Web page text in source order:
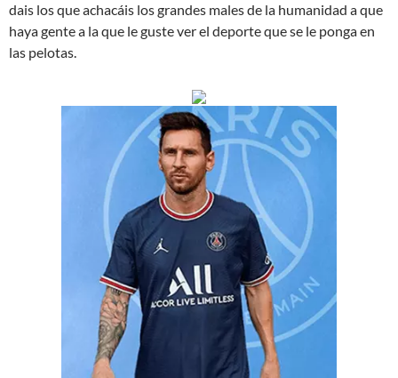
dais los que achacáis los grandes males de la humanidad a que
haya gente a la que le guste ver el deporte que se le ponga en
las pelotas.